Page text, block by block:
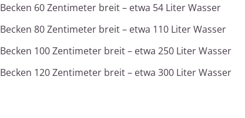
Becken 60 Zentimeter breit – etwa 54 Liter Wasser
Becken 80 Zentimeter breit – etwa 110 Liter Wasser
Becken 100 Zentimeter breit – etwa 250 Liter Wasser
Becken 120 Zentimeter breit – etwa 300 Liter Wasser